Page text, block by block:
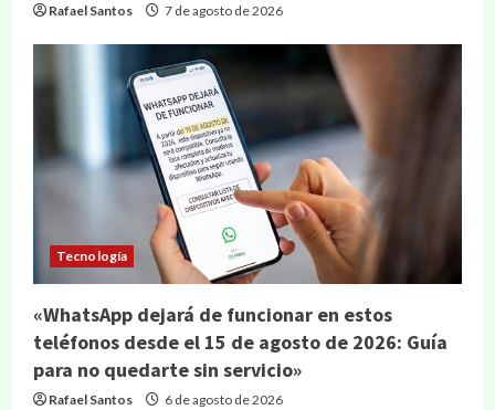
Rafael Santos 7 de agosto de 2026
Tecnología
«WhatsApp dejará de funcionar en estos
teléfonos desde el 15 de agosto de 2026: Guía
para no quedarte sin servicio»
Rafael Santos 6 de agosto de 2026